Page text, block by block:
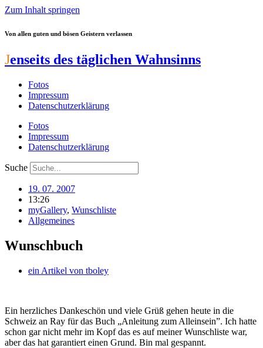
Zum Inhalt springen
Von allen guten und bösen Geistern verlassen
Jenseits des täglichen Wahnsinns
Fotos
Impressum
Datenschutzerklärung
Fotos
Impressum
Datenschutzerklärung
Suche
19. 07. 2007
13:26
myGallery, Wunschliste
Allgemeines
Wunschbuch
ein Artikel von tboley
Ein herzliches Dankeschön und viele Grüß gehen heute in die
Schweiz an Ray für das Buch „Anleitung zum Alleinsein”. Ich hatte
schon gar nicht mehr im Kopf das es auf meiner Wunschliste war,
aber das hat garantiert einen Grund. Bin mal gespannt.